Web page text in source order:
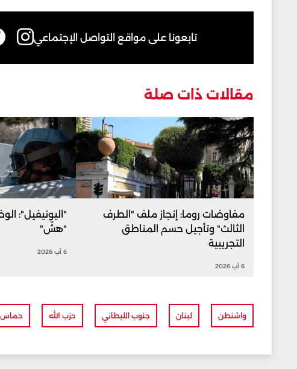
تابعونا على مواقع التواصل الإجتماعي
مقالات ذات صلة
مفاوضات روما: إنجاز ملف "الطرف
الثالث" وتأجيل حسم المناطق
التجريبية
6 آب 2026
"اليونيفيل":
"هشّ"
6 آب 2026
واشنطن لبنان جنوب الليطاني حزب الله حماس